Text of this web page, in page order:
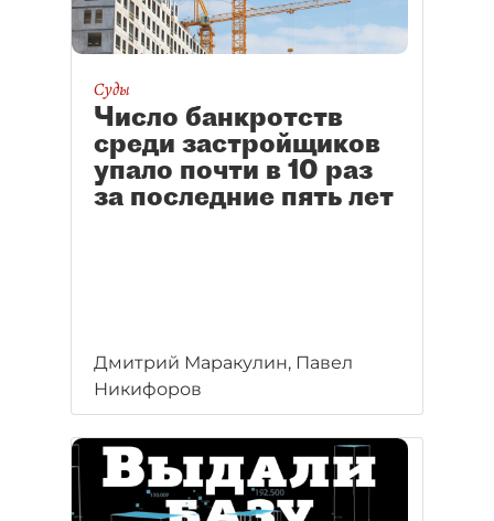
Суды
Число банкротств
среди застройщиков
упало почти в 10 раз
за последние пять лет
Дмитрий Маракулин, Павел
Никифоров